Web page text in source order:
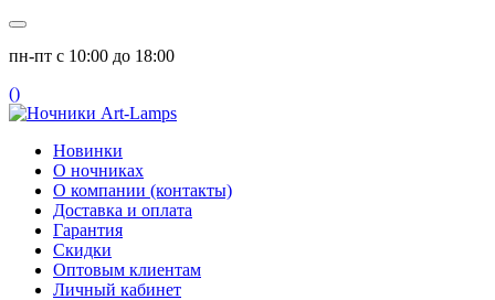
пн-пт с 10:00 до 18:00
()
Новинки
О ночниках
О компании (контакты)
Доставка и оплата
Гарантия
Скидки
Оптовым клиентам
Личный кабинет